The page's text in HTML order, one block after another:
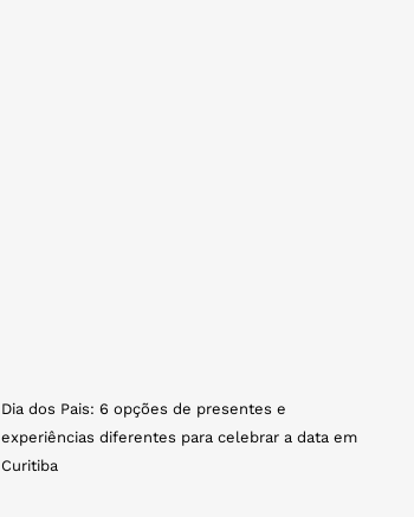
Dia dos Pais: 6 opções de presentes e
experiências diferentes para celebrar a data em
Curitiba